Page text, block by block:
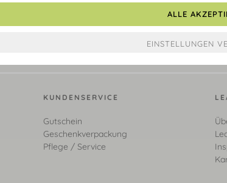
KUNDENSERVICE
Gutschein
Geschenkverpackung
Pflege / Service
ALLE